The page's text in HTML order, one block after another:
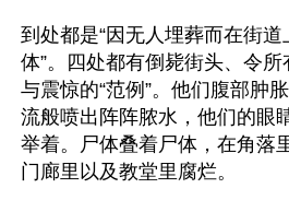
到处都是“因无人埋葬而在街
体”。四处都有倒毙街头、令
与震惊的“范例”。他们腹部肿
流般喷出阵阵脓水，他们的眼
举着。尸体叠着尸体，在角落
门廊里以及教堂里腐烂。